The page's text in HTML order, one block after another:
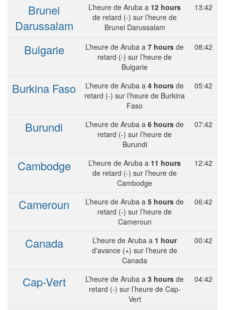
Brunei
Darussalam
L’heure de Aruba a 12 hours
de retard (-) sur l’heure de
Brunei Darussalam
13:42
Bulgarie L’heure de Aruba a 7 hours de
retard (-) sur l’heure de
Bulgarie
08:42
Burkina Faso L’heure de Aruba a 4 hours de
retard (-) sur l’heure de Burkina
Faso
05:42
Burundi L’heure de Aruba a 6 hours de
retard (-) sur l’heure de
Burundi
07:42
Cambodge L’heure de Aruba a 11 hours
de retard (-) sur l’heure de
Cambodge
12:42
Cameroun L’heure de Aruba a 5 hours de
retard (-) sur l’heure de
Cameroun
06:42
Canada L’heure de Aruba a 1 hour
d'avance (+) sur l’heure de
Canada
00:42
Cap-Vert L’heure de Aruba a 3 hours de
retard (-) sur l’heure de Cap-
Vert
04:42